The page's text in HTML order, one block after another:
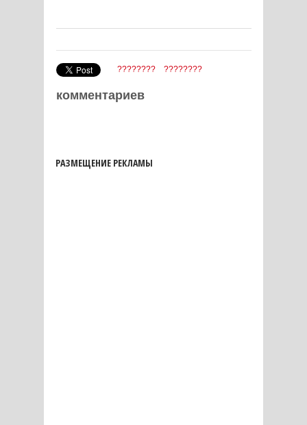
???????? ????????
комментариев
РАЗМЕЩЕНИЕ РЕКЛАМЫ